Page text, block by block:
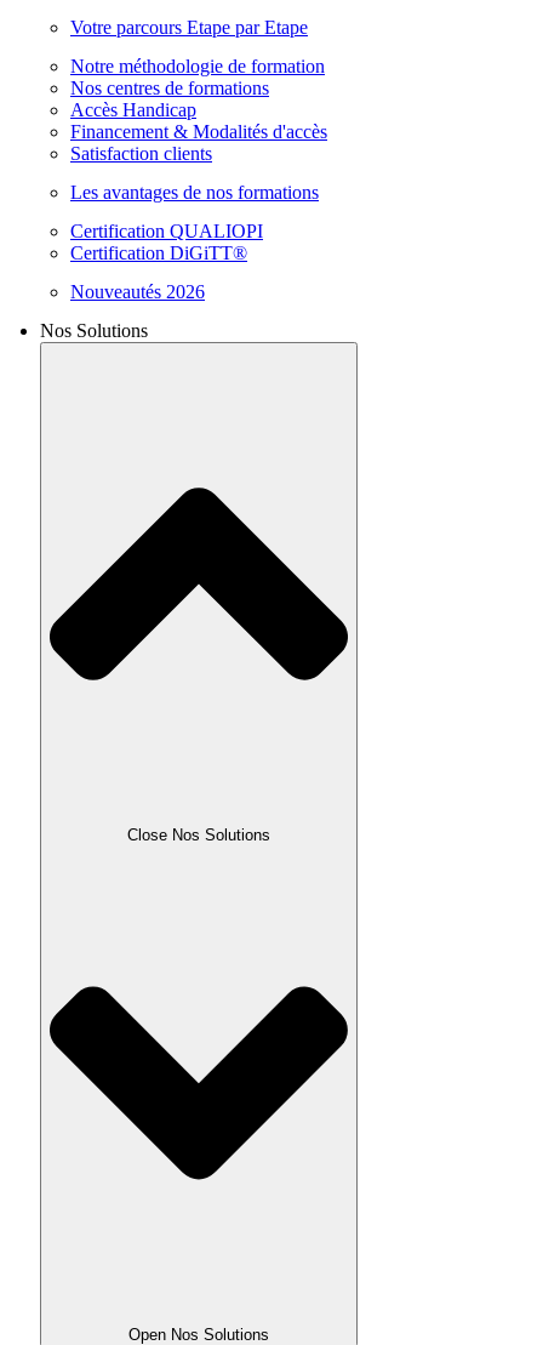
Votre parcours Etape par Etape
Notre méthodologie de formation
Nos centres de formations
Accès Handicap
Financement & Modalités d'accès
Satisfaction clients
Les avantages de nos formations
Certification QUALIOPI
Certification DiGiTT®
Nouveautés 2026
Nos Solutions
Close Nos Solutions
Open Nos Solutions